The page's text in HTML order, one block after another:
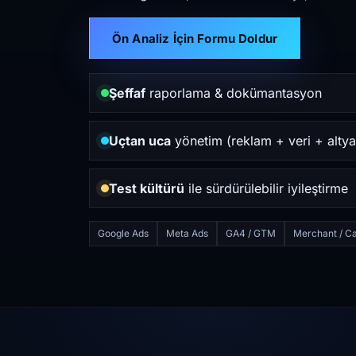
Ön Analiz İçin Formu Doldur
Şeffafraporlama & dokümantasyon
Uçtan uca yönetim (reklam + veri +
Test kültürü ile sürdürülebilir iyileştirme
Google Ads Meta Ads GA4 / GTM Merchant /